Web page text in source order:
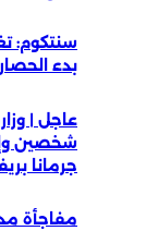
بدء
عاجل |
جرمانا
مفاجأة